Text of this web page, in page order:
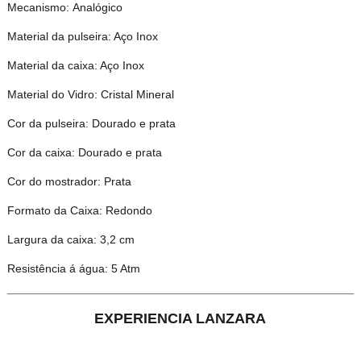
Mecanismo: Analógico
Material da pulseira: Aço Inox
Material da caixa: Aço Inox
Material do Vidro: Cristal Mineral
Cor da pulseira: Dourado e prata
Cor da caixa: Dourado e prata
Cor do mostrador: Prata
Formato da Caixa: Redondo
Largura da caixa: 3,2 cm
Resistência á água: 5 Atm
EXPERIENCIA LANZARA